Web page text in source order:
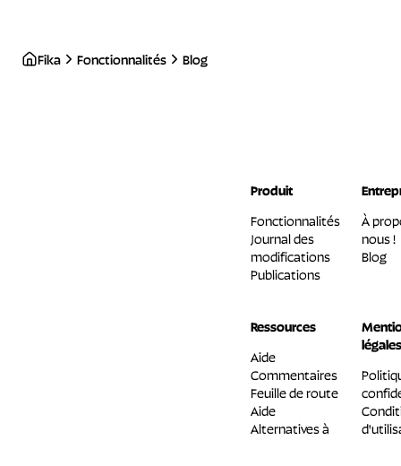
Fika Fonctionnalités Blog
Produit
Fonctionnalités
Journal des
modifications
Publications
À
nous !
Blog
Ressources
Aide
Commentaires
Feuille de route
Aide
Alternatives à
légales